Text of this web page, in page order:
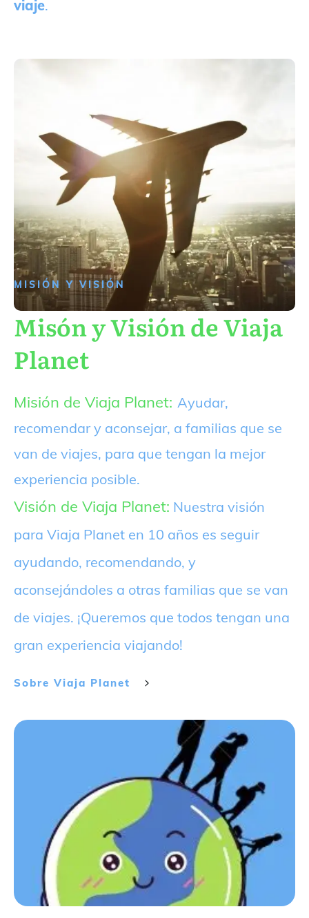
viaje.
MISIÓN Y VISIÓN
Misón y Visión de Viaja
Planet
Misión de Viaja Planet: Ayudar,
recomendar y aconsejar, a familias que se
van de viajes, para que tengan la mejor
experiencia posible.
Visión de Viaja Planet: Nuestra visión
para Viaja Planet en 10 años es seguir
ayudando, recomendando, y
aconsejándoles a otras familias que se van
de viajes. ¡Queremos que todos tengan una
gran experiencia viajando!
Sobre Viaja Planet